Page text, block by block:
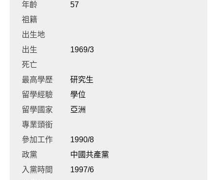
年齡
57
祖籍
出生地
出生
1969/3
死亡
最高學歷
研究生
留學經驗
學位
留學國家
亞洲
專業頭銜
參加工作
1990/8
政黨
中國共產黨
入黨時間
1997/6